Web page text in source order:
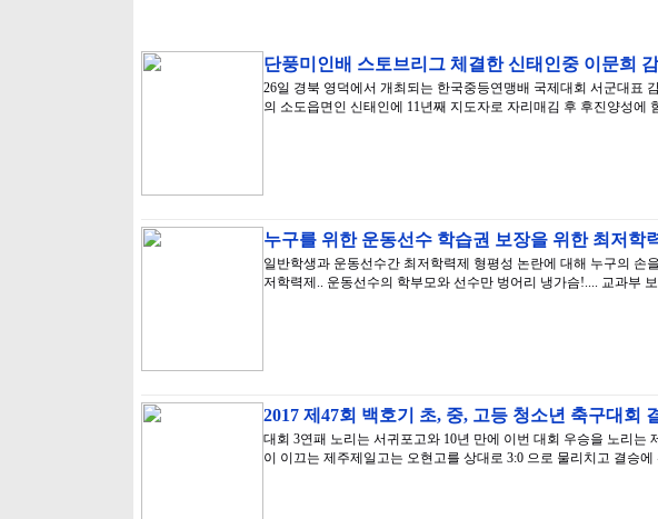
단풍미인배 스토브리그 체결한 신태인중 이문희
26일 경북 영덕에서 개최되는 한국중등연맹배 국제대회 서군대표
의 소도읍면인 신태인에 11년째 지도자로 자리매김 후 후진양성
누구를 위한 운동선수 학습권 보장을 위한 최저학
일반학생과 운동선수간 최저학력제 형평성 논란에 대해 누구의 손
저학력제.. 운동선수의 학부모와 선수만 벙어리 냉가슴!.... 교과부
2017 제47회 백호기 초, 중, 고등 청소년 축구대회
대회 3연패 노리는 서귀포고와 10년 만에 이번 대회 우승을 노리
이 이끄는 제주제일고는 오현고를 상대로 3:0 으로 물리치고 결승